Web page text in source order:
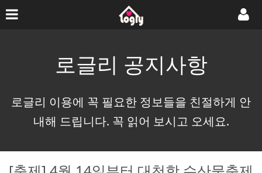
로글리 공지사항
로글리 이용에 꼭 필요한 정보들을 친절하게 안
내해 드립니다. 꼭 읽어 보시고 오세요.